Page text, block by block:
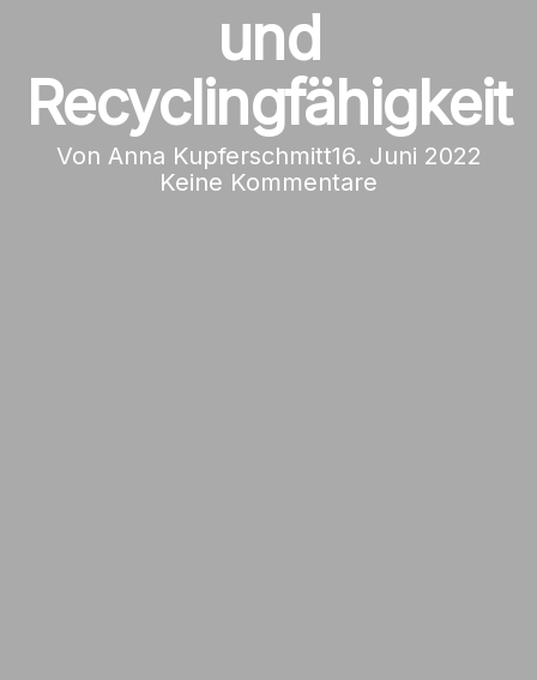
und
Recyclingfähigkeit
Von Anna Kupferschmitt16. Juni 2022
Keine Kommentare